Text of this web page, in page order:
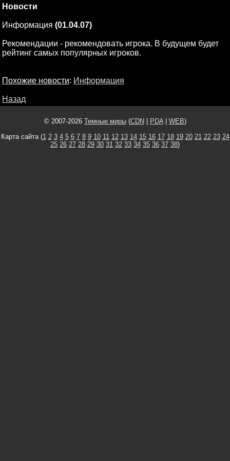
Новости
Информация (01.04.07)
Рекомендации - рекомендовать игрока. В будущем будет
рейтинг самых популярных игроков.
Похожие новости: Информация
Назад
© 2007-2026 Темные миры(CDN PDA| WEB)
Карта сайта (1 2 3 4 5 6 7 8 9 10 11 12 13 14 15 16 17 18 19 20 21 22 23 24
25 26 27 28 29 30 31 32 33 34 35 36 37 38)